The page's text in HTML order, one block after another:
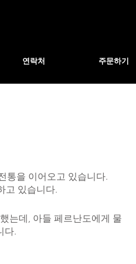
연락처 주문하기
통을 이어오고 있습니다.
고 있습니다.
는데, 아들 페르난도에게 물
다.